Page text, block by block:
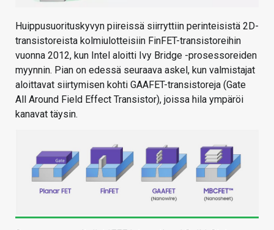
Huippusuorituskyvyn piireissä siirryttiin perinteisistä 2D-
transistoreista kolmiulotteisiin FinFET-transistoreihin
vuonna 2012, kun Intel aloitti Ivy Bridge -prosessoreiden
myynnin. Pian on edessä seuraava askel, kun valmistajat
aloittavat siirtymisen kohti GAAFET-transistoreja (Gate
All Around Field Effect Transistor), joissa hila ympäröi
kanavat täysin.